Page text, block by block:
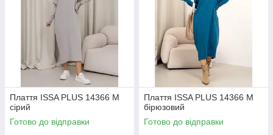
Плаття ISSA PLUS 14366 M
сірий
Готово до відправки
Плаття ISSA PLUS 14366 M
бірюзовий
Готово до відправки